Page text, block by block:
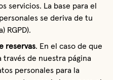
servicios. La base para el
se deriva de tu
RGPD).
reservas. En el caso de que
través de nuestra página
personales para la